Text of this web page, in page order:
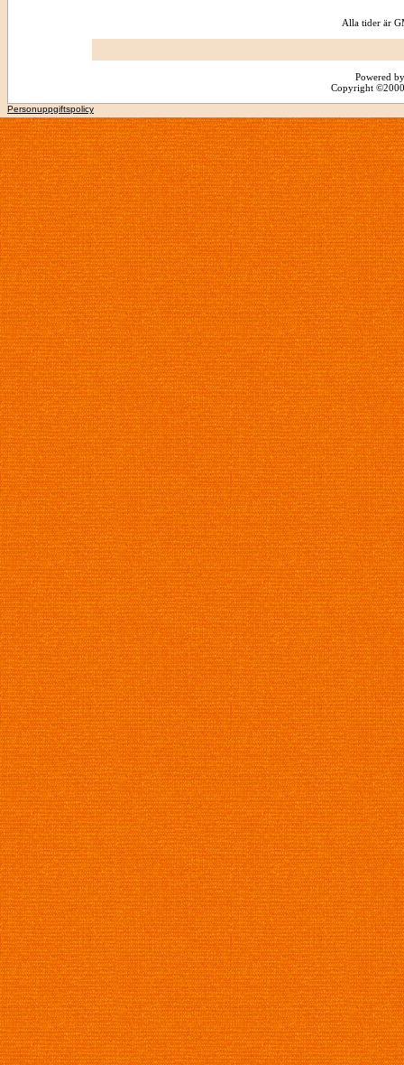
Alla tider är
Powered
Copyright
Personuppgiftspolicy